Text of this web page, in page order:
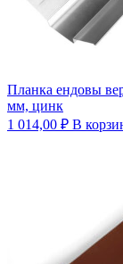
Планка ендовы
мм, цинк
1 014,00 ₽ В